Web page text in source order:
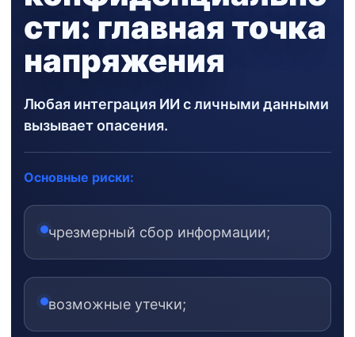
сти: главная точка
напряжения
Любая интеграция ИИ с личными данными
вызывает опасения.
Основные риски:
чрезмерный сбор информации;
возможные утечки;